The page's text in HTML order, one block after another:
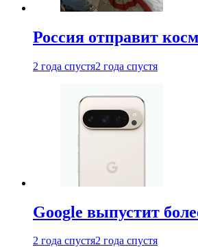
Россия отправит
2 года спустя2 года спустя
Google выпустит
2 года спустя2 года спустя